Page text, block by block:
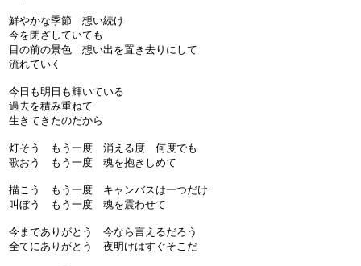
鮮やかな季節 想い続け
今を閉ざしていても
目の前の景色 想い出を置き去りにして
流れていく
今日も明日も輝いている
過去を積み重ねて
生きてきたのだから
灯そう もう一度 消える度 何度でも
歌おう もう一度 魂を抱きしめて
描こう もう一度 キャンバスは一つだけ
叫ぼう もう一度 魂を震わせて
今までありがとう 今なら言えるだろう
全てにありがとう 夜明けはすぐそこだ